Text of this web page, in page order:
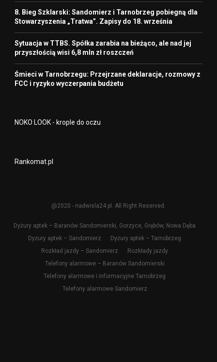
8. Bieg Szklarski: Sandomierz i Tarnobrzeg pobiegną dla
Stowarzyszenia „Tratwa”. Zapisy do 18. września
Sytuacja w TTBS. Spółka zarabia na bieżąco, ale nad jej
przyszłością wisi 6,8 mln zł roszczeń
Śmieci w Tarnobrzegu: Przejrzane deklaracje, rozmowy z
FCC i ryzyko wyczerpania budżetu
NOKO LOOK - krople do oczu
Rankomat.pl
@2020 - nadwisla24.pl. All Right Reserved.
Dyżury aptek – Baranów Sandomierski, Gorzyce, Grębów, Nowa Dęba
Dyżury aptek – Sandomierz
Dyżury aptek – Tarnobrzeg
Rozkład jazdy – Sandomierz
Rozkłady jazdy
Telefony alarmowe – Baranów Sandomierski
Telefony alarmowe i informacyjne Tarnobrzeg
Telefony alarmowe Sandomierz